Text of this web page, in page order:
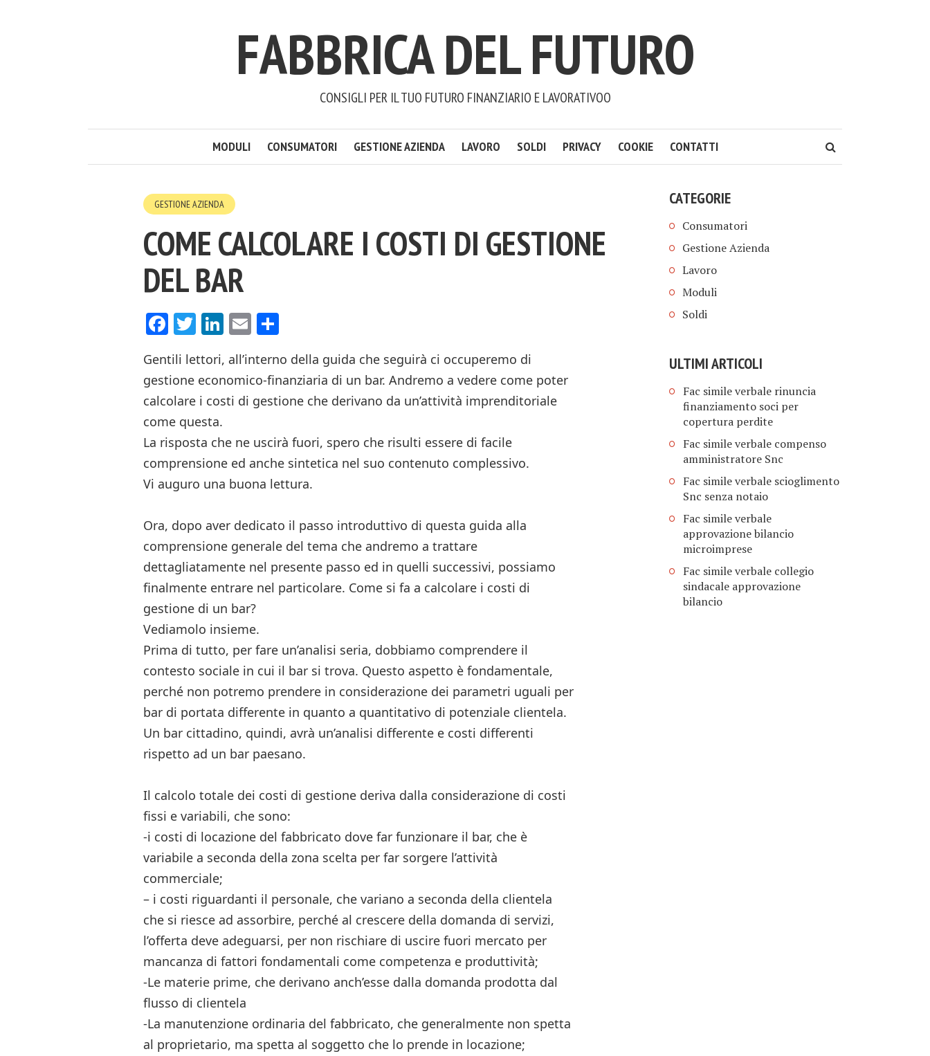
FABBRICA DEL FUTURO
CONSIGLI PER IL TUO FUTURO FINANZIARIO E LAVORATIVOO
MODULI CONSUMATORI GESTIONE AZIENDA LAVORO SOLDI PRIVACY COOKIE CONTATTI
GESTIONE AZIENDA
COME CALCOLARE I COSTI DI GESTIONE
DEL BAR
Facebook
Twitter
LinkedIn
Email
Gentili lettori, all’interno della guida che seguirà ci occuperemo di
gestione economico-finanziaria di un bar. Andremo a vedere come poter
calcolare i costi di gestione che derivano da un’attività imprenditoriale
come questa.
La risposta che ne uscirà fuori, spero che risulti essere di facile
comprensione ed anche sintetica nel suo contenuto complessivo.
Vi auguro una buona lettura.
Ora, dopo aver dedicato il passo introduttivo di questa guida alla
comprensione generale del tema che andremo a trattare
dettagliatamente nel presente passo ed in quelli successivi, possiamo
finalmente entrare nel particolare. Come si fa a calcolare i costi di
gestione di un bar?
Vediamolo insieme.
Prima di tutto, per fare un’analisi seria, dobbiamo comprendere il
contesto sociale in cui il bar si trova. Questo aspetto è fondamentale,
perché non potremo prendere in considerazione dei parametri uguali per
bar di portata differente in quanto a quantitativo di potenziale clientela.
Un bar cittadino, quindi, avrà un’analisi differente e costi differenti
rispetto ad un bar paesano.
Il calcolo totale dei costi di gestione deriva dalla considerazione di costi
fissi e variabili, che sono:
-i costi di locazione del fabbricato dove far funzionare il bar, che è
variabile a seconda della zona scelta per far sorgere l’attività
commerciale;
– i costi riguardanti il personale, che variano a seconda della clientela
che si riesce ad assorbire, perché al crescere della domanda di servizi,
l’offerta deve adeguarsi, per non rischiare di uscire fuori mercato per
mancanza di fattori fondamentali come competenza e produttività;
-Le materie prime, che derivano anch’esse dalla domanda prodotta dal
flusso di clientela
-La manutenzione ordinaria del fabbricato, che generalmente non spetta
al proprietario, ma spetta al soggetto che lo prende in locazione;
CATEGORIE
Consumatori
Gestione Azienda
Lavoro
Moduli
Soldi
ULTIMI ARTICOLI
Fac simile verbale rinuncia
finanziamento soci per
copertura perdite​
Fac simile verbale compenso
amministratore Snc​
Fac simile verbale scioglimento
Snc senza notaio​
Fac simile verbale
approvazione bilancio
microimprese​​
Fac simile verbale collegio
sindacale approvazione
bilancio​​